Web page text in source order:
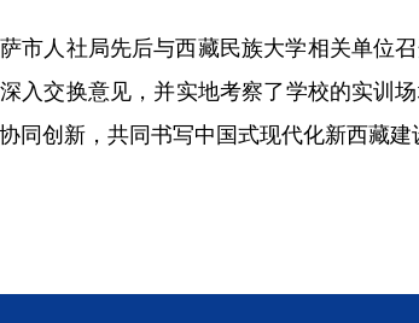
人社局先后与西藏民族大学相关单位召
入交换意见，并实地考察了学校的实训
同创新，共同书写中国式现代化新西藏建